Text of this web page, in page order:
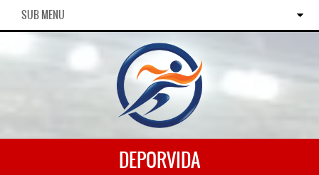
SUB MENU
DEPORVIDA